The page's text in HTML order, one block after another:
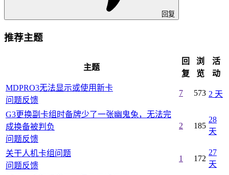
回复
推荐主题
主题
回
复
浏
览
活
动
MDPRO3无法显示或使用新卡
问题反馈
7 573 2 天
G3更换副卡组时备牌少了一张幽鬼兔，无法完
成换备被判负
问题反馈
2 185
28
天
关干人机卡组问题
问题反馈
1 172
27
天